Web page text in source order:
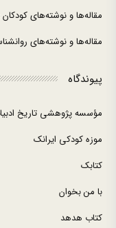
مقاله‌ها و نوشته‌های کودکان
مقاله‌ها و نوشته‌های
پیوندگاه
مؤسسه پژوهشی تاریخ
موزه کودکی ایرانک
کتابک
با من بخوان
کتاب هدهد